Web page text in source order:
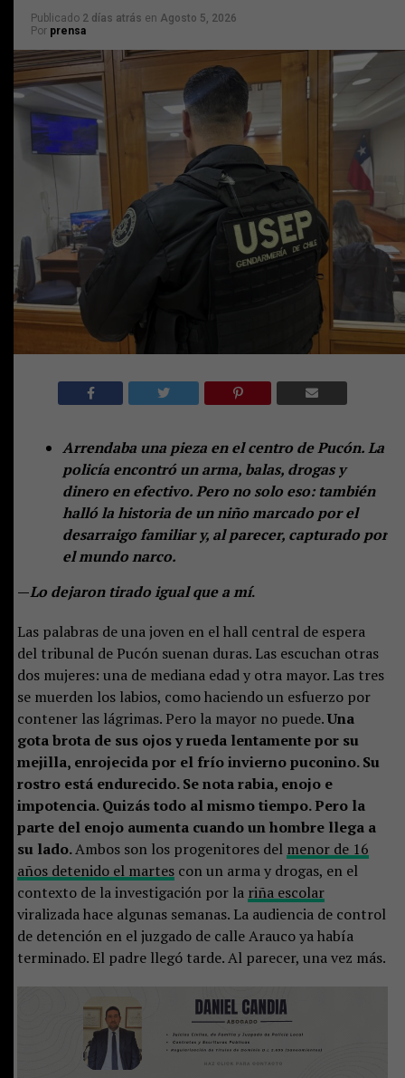
Publicado 2 días atrás en Agosto 5, 2026
Por prensa
Arrendaba una pieza en el centro de Pucón. La
policía encontró un arma, balas, drogas y
dinero en efectivo. Pero no solo eso: también
halló la historia de un niño marcado por el
desarraigo familiar y, al parecer, capturado por
el mundo narco.
—Lo dejaron tirado igual que a mí.
Las palabras de una joven en el hall central de espera
del tribunal de Pucón suenan duras. Las escuchan otras
dos mujeres: una de mediana edad y otra mayor. Las tres
se muerden los labios, como haciendo un esfuerzo por
contener las lágrimas. Pero la mayor no puede.Una
gota brota de sus ojos y rueda lentamente por su
mejilla, enrojecida por el frío invierno puconino. Su
rostro está endurecido. Se nota rabia, enojo e
impotencia. Quizás todo al mismo tiempo. Pero la
parte del enojo aumenta cuando un hombre llega a
su lado.Ambos son los progenitores del menor de 16
años detenido el martescon un arma y drogas, en el
contexto de la investigación por la riña escolar
viralizada hace algunas semanas. La audiencia de control
de detención en el juzgado de calle Arauco ya había
terminado. El padre llegó tarde. Al parecer, una vez más.